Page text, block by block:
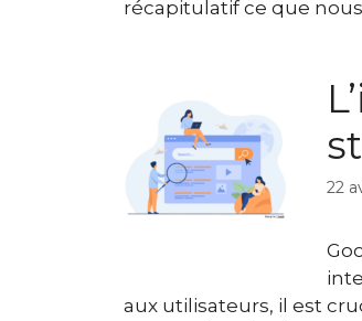
récapitulatif ce que
22
aux utilisateurs, il est